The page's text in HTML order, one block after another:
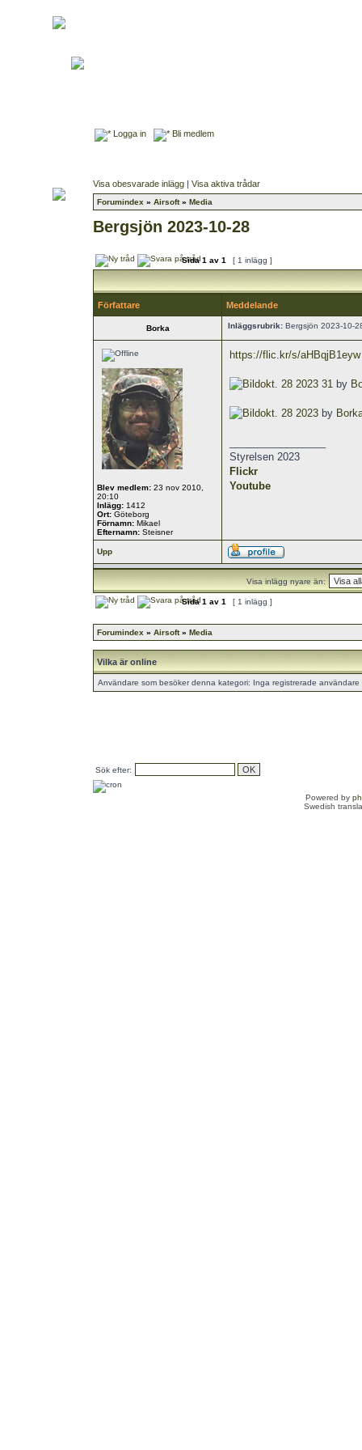
Logga in Bli medlem
Visa obesvarade inlägg | Visa aktiva trådar
Forumindex » Airsoft» Media
Bergsjön 2023-10-28
Sida1 av 1 [ 1 inlägg ]
Författare Meddelande
Borka Inläggsrubrik: Bergsjön 2023-10-
Blev medlem: 23 nov 2010,
20:10
Inlägg: 1412
Ort: Göteborg
Förnamn: Mikael
Efternamn: Steisner
https://flic.kr/s/aHBqjB1eyw
okt. 28 2023 31 by
okt. 28 2023 by
Styrelsen 2023
Flickr
Youtube
Upp
Visa inlägg nyare än:
Sida1 av 1 [ 1 inlägg ]
Forumindex » Airsoft» Media
Vilka är online
Användare som besöker denna kategori: Inga registrerade användare
Sök efter:
Powered by
Swedish